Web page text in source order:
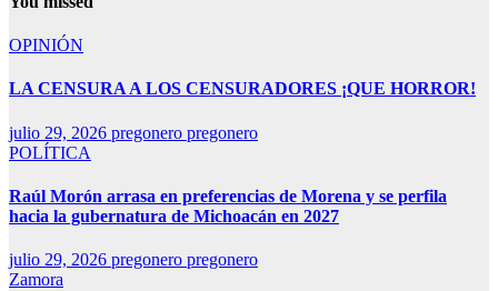
OPINIÓN
LA CENSURA A LOS CENSURADORES ¡QUE HORROR!
julio 29, 2026 pregonero pregonero
POLÍTICA
Raúl Morón arrasa en preferencias de Morena y se perfila
hacia la gubernatura de Michoacán en 2027
julio 29, 2026 pregonero pregonero
Zamora